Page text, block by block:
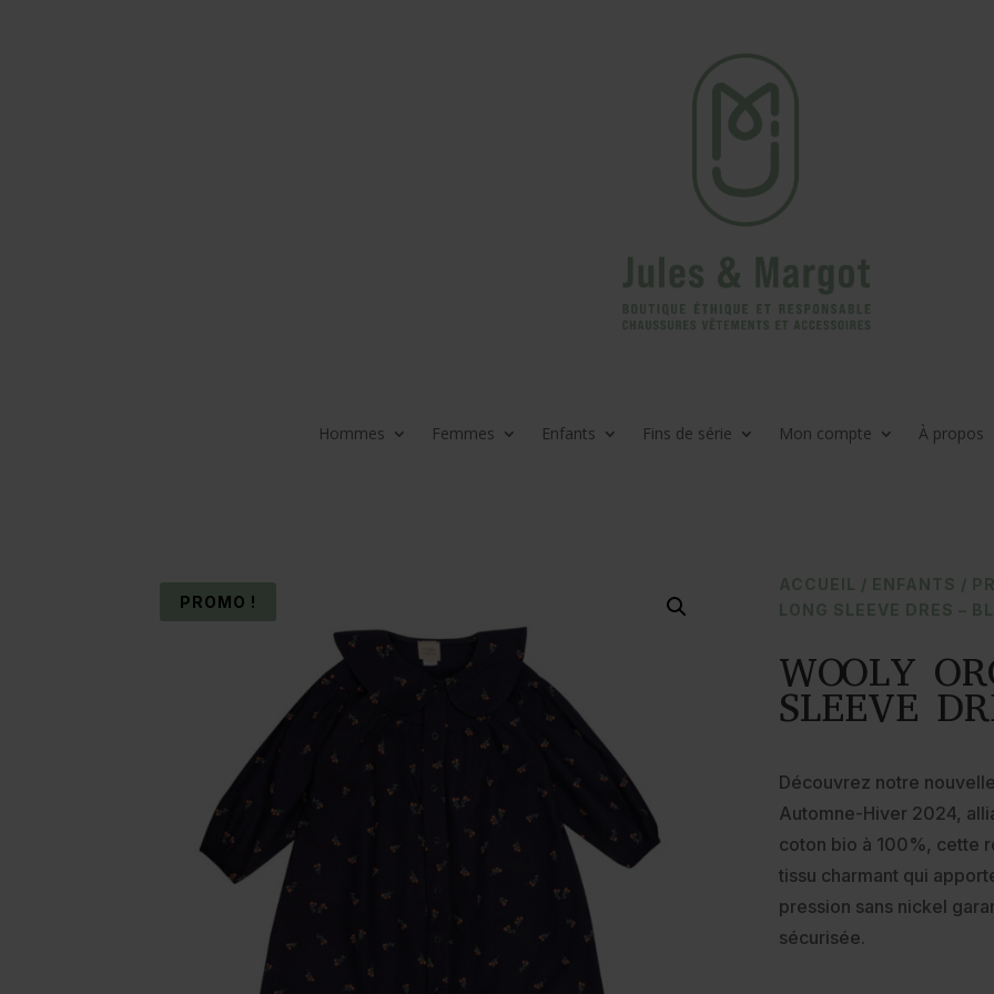
Hommes Femmes Enfants Fins de série Mon compte À propos
PROMO !
ACCUEIL / ENFANTS /
LONG SLEEVE DRES –
WOOLY
SLEEVE
Découvrez notre
Automne-Hiver 2024,
coton bio à 100%, cette
tissu charmant qui
pression sans nickel
sécurisée.